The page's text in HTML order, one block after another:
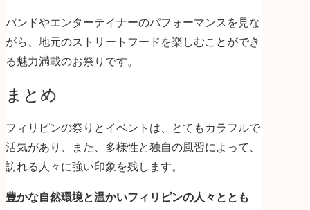
バンドやエンターテイナーのパフォーマンスを見な
がら、地元のストリートフードを楽しむことができ
る魅力満載のお祭りです。
まとめ
フィリピンの祭りとイベントは、とてもカラフルで
活気があり、また、多様性と独自の風習によって、
訪れる人々に強い印象を残します。
豊かな自然環境と温かいフィリピンの人々ととも